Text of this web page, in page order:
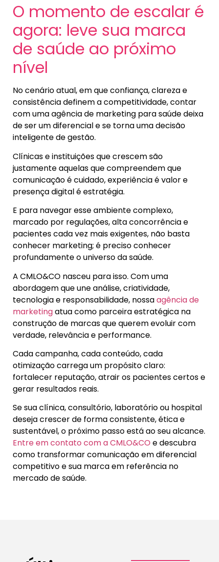
O momento de escalar é
agora: leve sua marca
de saúde ao próximo
nível
No cenário atual, em que confiança, clareza e
consistência definem a competitividade, contar
com uma agência de marketing para saúde deixa
de ser um diferencial e se torna uma decisão
inteligente de gestão.
Clínicas e instituições que crescem são
justamente aquelas que compreendem que
comunicação é cuidado, experiência é valor e
presença digital é estratégia.
E para navegar esse ambiente complexo,
marcado por regulações, alta concorrência e
pacientes cada vez mais exigentes, não basta
conhecer marketing; é preciso conhecer
profundamente o universo da saúde.
A CMLO&CO nasceu para isso. Com uma
abordagem que une análise, criatividade,
tecnologia e responsabilidade, nossaagência de
marketingatua como parceira estratégica na
construção de marcas que querem evoluir com
verdade, relevância e performance.
Cada campanha, cada conteúdo, cada
otimização carrega um propósito claro:
fortalecer reputação, atrair os pacientes certos e
gerar resultados reais.
Se sua clínica, consultório, laboratório ou hospital
deseja crescer de forma consistente, ética e
sustentável, o próximo passo está ao seu alcance.
Entre em contato com a CMLO&CO e descubra
como transformar comunicação em diferencial
competitivo e sua marca em referência no
mercado de saúde.